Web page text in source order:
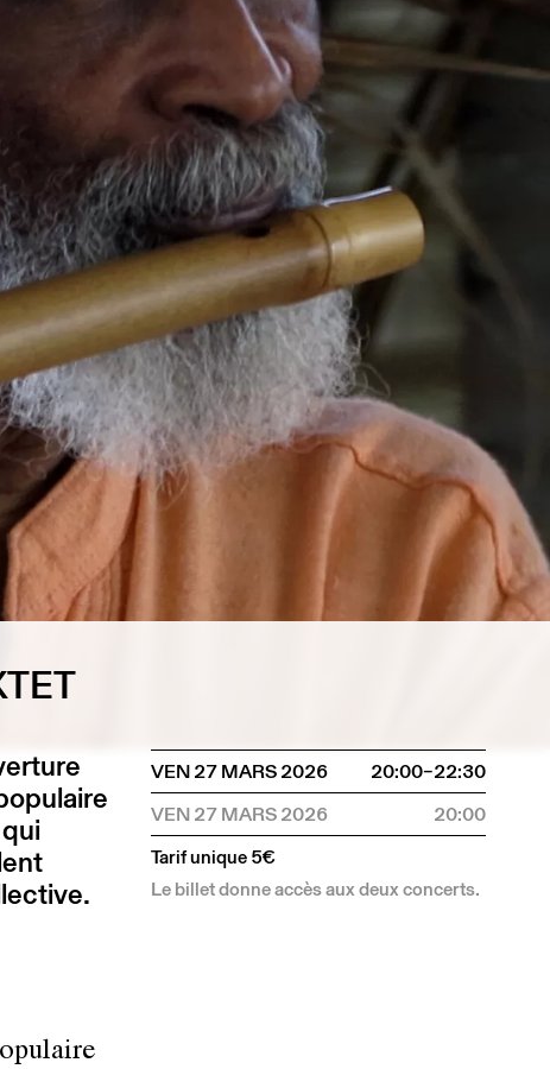
VEN 27 MARS 2026
20:00–22:30
VEN 27 MARS 2026
20:00
Tarif unique 5€
Le billet donne accès aux deux concerts.